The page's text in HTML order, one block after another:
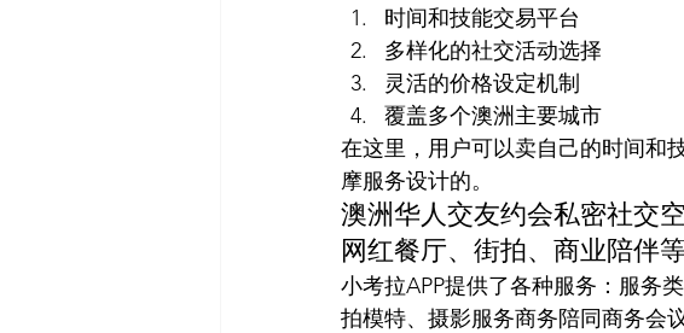
时间和技能交易平台
多样化的社交活动选择
灵活的价格设定机制
覆盖多个澳洲主要城市
在这里，用户可以卖自己的时间和
摩服务设计的。
澳洲华人交友约会私密社交
网红餐厅、街拍、商业陪伴
小考拉APP提供了各种服务：服务
拍模特、摄影服务商务陪同商务会